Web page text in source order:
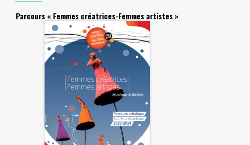
Parcours « Femmes créatrices-Femmes artistes »